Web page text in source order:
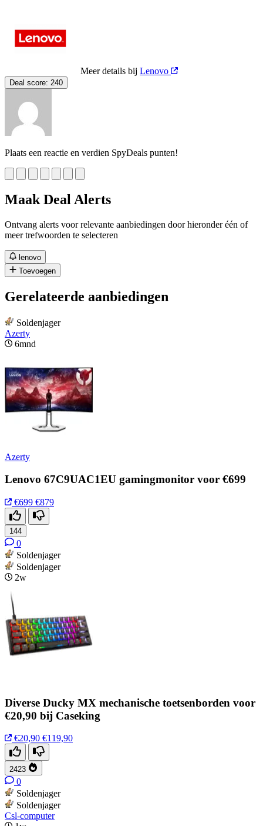
Meer details bij Lenovo
Deal score: 240
Plaats een reactie en verdien SpyDeals punten!
Maak Deal Alerts
Ontvang alerts voor relevante aanbiedingen door hieronder één of
meer trefwoorden te selecteren
lenovo
Toevoegen
Gerelateerde aanbiedingen
Soldenjager
Azerty
6mnd
Azerty
Lenovo 67C9UAC1EU gamingmonitor voor €699
€699 €879
144
0
Soldenjager
Soldenjager
2w
Diverse Ducky MX mechanische toetsenborden voor
€20,90 bij Caseking
€20,90 €119,90
2423
0
Soldenjager
Soldenjager
Csl-computer